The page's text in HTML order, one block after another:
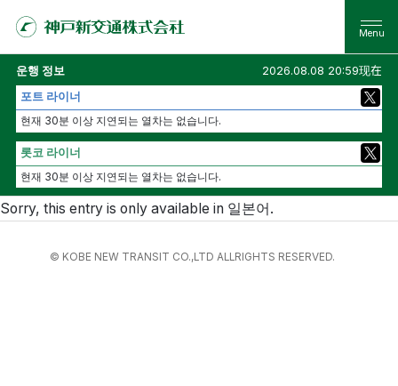
운행 정보
2026.08.08 20:59现在
포트 라이너
현재 30분 이상 지연되는 열차는 없습니다.
롯코 라이너
현재 30분 이상 지연되는 열차는 없습니다.
Sorry, this entry is only available in 일본어 .
© KOBE NEW TRANSIT CO.,LTD ALLRIGHTS RESERVED.